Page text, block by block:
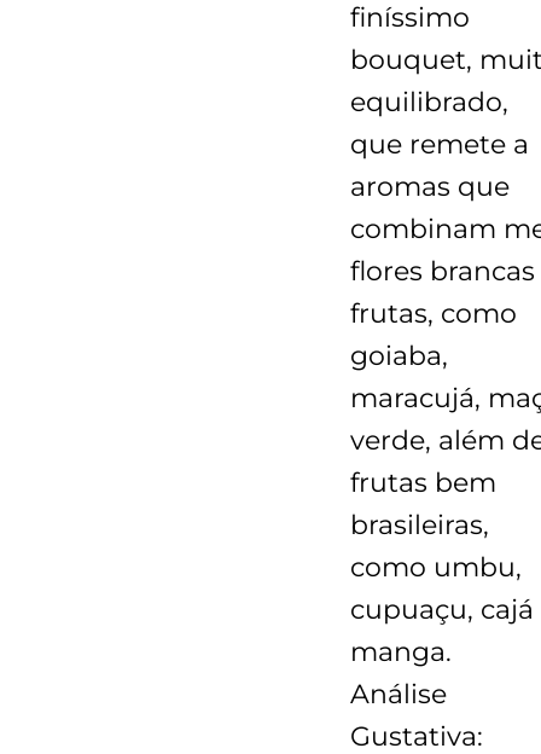
finíssimo
bouquet,
equilibrado,
que remete a
aromas que
combinam
flores brancas
frutas, como
goiaba,
maracujá,
verde, além
frutas bem
brasileiras,
como umbu,
cupuaçu, cajá
manga.
Análise
Gustativa: